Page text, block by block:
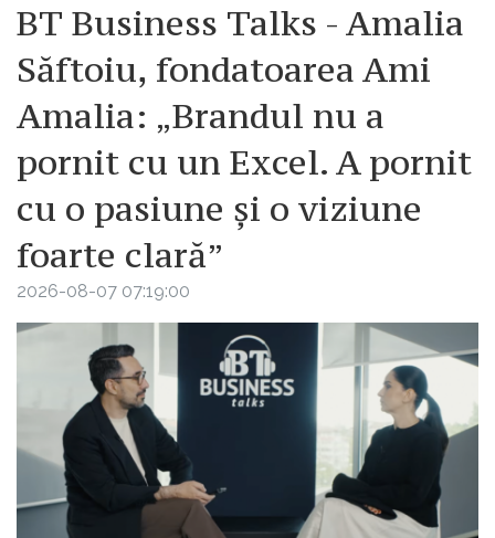
BT Business Talks - Amalia
Săftoiu, fondatoarea Ami
Amalia: „Brandul nu a
pornit cu un Excel. A pornit
cu o pasiune și o viziune
foarte clară”
2026-08-07 07:19:00